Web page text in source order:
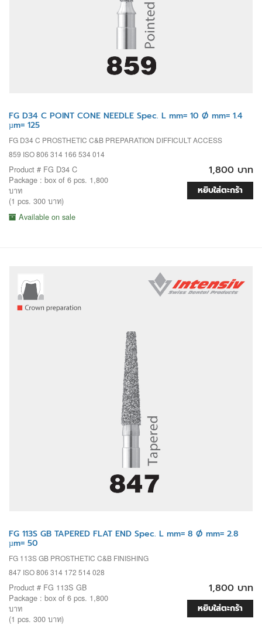
FG D34 C POINT CONE NEEDLE Spec. L mm= 10 Ø mm= 1.4
µm= 125
FG D34 C PROSTHETIC C&B PREPARATION DIFFICULT ACCESS
859 ISO 806 314 166 534 014
Product # FG D34 C
Package : box of 6 pcs. 1,800
บาท
(1 pcs. 300 บาท)
Available on sale
1,800 บาท
หยิบใส่ตะกร้า
FG 113S GB TAPERED FLAT END Spec. L mm= 8 Ø mm= 2.8
µm= 50
FG 113S GB PROSTHETIC C&B FINISHING
847 ISO 806 314 172 514 028
Product # FG 113S GB
Package : box of 6 pcs. 1,800
บาท
(1 pcs. 300 บาท)
1,800 บาท
หยิบใส่ตะกร้า